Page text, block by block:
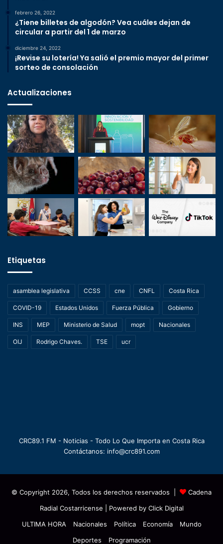
febrero 26, 2022
¿Tiene billetes de algodón? Vea cuáles dejan de
circular a partir del 1 de marzo
diciembre 24, 2022
¡Revise su lotería! Ya salió el premio mayor del primer
sorteo de consolación
Actualizaciones
Etiquetas
asamblea legislativa CCSS cne CNFL Costa Rica
COVID-19 Estados Unidos Fuerza Pública Gobierno
INS MEP Ministerio de Salud mopt Nacionales
OIJ Rodrigo Chaves. TSE ucr
CRC89.1 FM - Noticias - Todo Lo Que Importa en Costa Rica
Contáctanos: info@crc891.com
© Copyright 2026, Todos los derechos reservados |
Cadena
Radial Costarricense | Powered by Click Digital
ULTIMA HORA
Nacionales Política Economía
Mundo
Deportes
Programación